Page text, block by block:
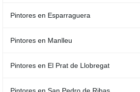
Pintores en Esparraguera
Pintores en Manlleu
Pintores en El Prat de Llobregat